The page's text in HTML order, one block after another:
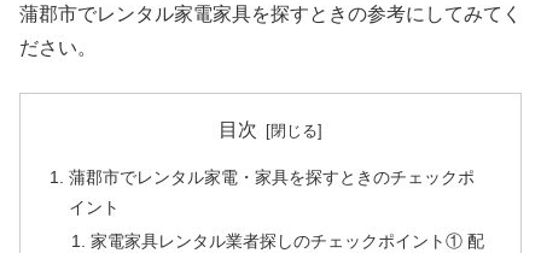
蒲郡市でレンタル家電家具を探すときの参考にしてみてく
ださい。
目次
蒲郡市でレンタル家電・家具を探すときのチェックポ
イント
家電家具レンタル業者探しのチェックポイント① 配